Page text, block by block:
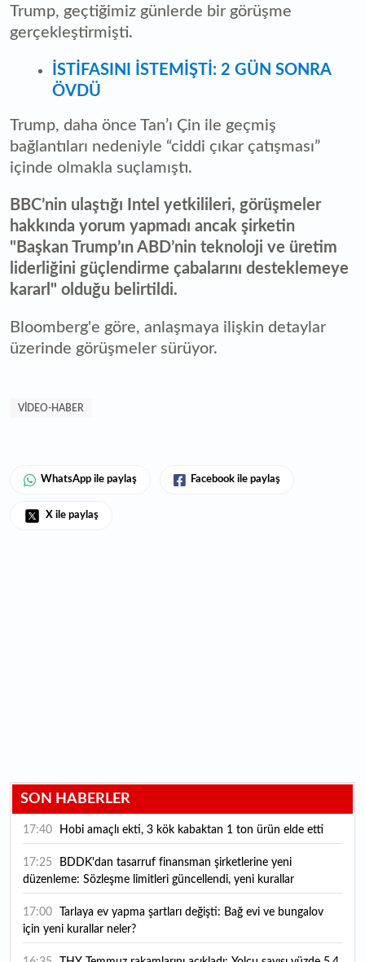
Trump, geçtiğimiz günlerde bir görüşme
gerçekleştirmişti.
İSTİFASINI İSTEMİŞTİ: 2 GÜN SONRA
ÖVDÜ
Trump, daha önce Tan’ı Çin ile geçmiş
bağlantıları nedeniyle “ciddi çıkar çatışması”
içinde olmakla suçlamıştı.
BBC’nin ulaştığı Intel yetkilileri, görüşmeler
hakkında yorum yapmadı ancak şirketin
"Başkan Trump’ın ABD’nin teknoloji ve üretim
liderliğini güçlendirme çabalarını desteklemeye
kararl" olduğu belirtildi.
Bloomberg'e göre, anlaşmaya ilişkin detaylar
üzerinde görüşmeler sürüyor.
VIDEO-HABER
WhatsApp ile paylaş Facebook ile paylaş
X ile paylaş
SON HABERLER
17:40 Hobi amaçlı ekti, 3 kök kabaktan 1 ton ürün elde etti
17:25
düzenleme: Sözleşme limitleri güncellendi, yeni kurallar
yürürlüğe girdi
17:00
için yeni kurallar neler?